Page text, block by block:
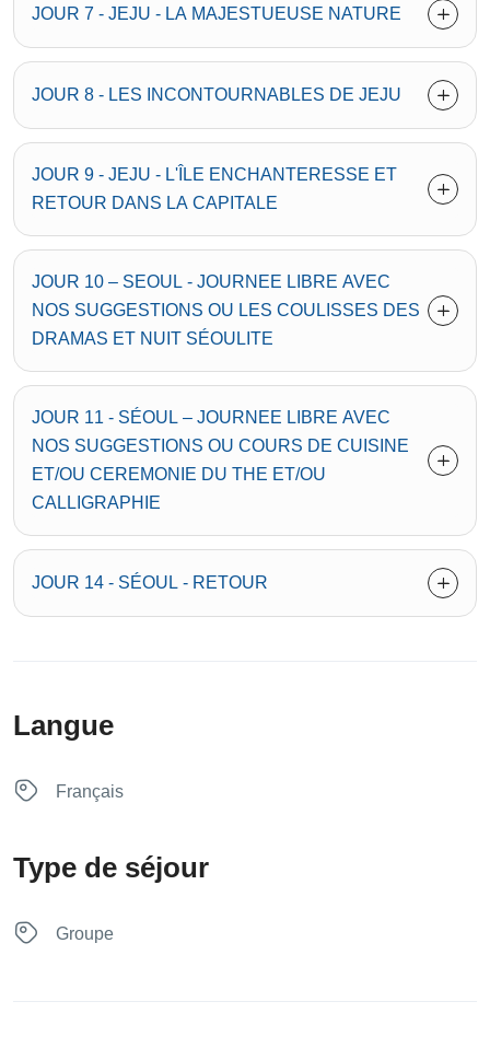
JOUR 7 - JEJU - LA MAJESTUEUSE NATURE
JOUR 8 - LES INCONTOURNABLES DE JEJU
JOUR 9 - JEJU - L'ÎLE ENCHANTERESSE ET
RETOUR DANS LA CAPITALE
JOUR 10 – SEOUL - JOURNEE LIBRE AVEC
NOS SUGGESTIONS OU LES COULISSES DES
DRAMAS ET NUIT SÉOULITE
JOUR 11 - SÉOUL – JOURNEE LIBRE AVEC
NOS SUGGESTIONS OU COURS DE CUISINE
ET/OU CEREMONIE DU THE ET/OU
CALLIGRAPHIE
JOUR 14 - SÉOUL - RETOUR
Langue
Français
Type de séjour
Groupe